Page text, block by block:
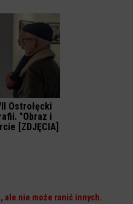
Ostrołęcki
"Obraz i
[ZDJĘCIA]
ale nie może ranić innych.